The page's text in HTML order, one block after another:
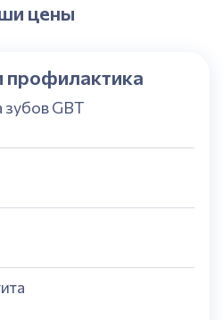
цены
профилактика
зубов GBT